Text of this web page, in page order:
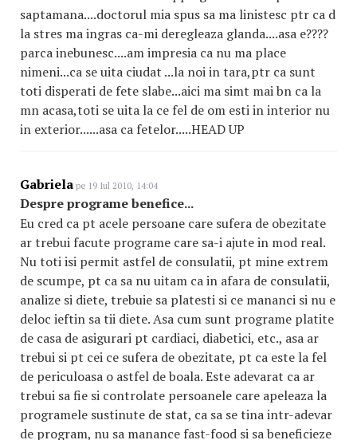
saptamana....doctorul mia spus sa ma linistesc ptr ca d
la stres ma ingras ca-mi deregleaza glanda....asa e????
parca inebunesc....am impresia ca nu ma place
nimeni...ca se uita ciudat ...la noi in tara,ptr ca sunt
toti disperati de fete slabe...aici ma simt mai bn ca la
mn acasa,toti se uita la ce fel de om esti in interior nu
in exterior......asa ca fetelor.....HEAD UP
Gabriela pe 19 Iul 2010, 14:04
Despre programe benefice...
Eu cred ca pt acele persoane care sufera de obezitate
ar trebui facute programe care sa-i ajute in mod real.
Nu toti isi permit astfel de consulatii, pt mine extrem
de scumpe, pt ca sa nu uitam ca in afara de consulatii,
analize si diete, trebuie sa platesti si ce mananci si nu e
deloc ieftin sa tii diete. Asa cum sunt programe platite
de casa de asigurari pt cardiaci, diabetici, etc., asa ar
trebui si pt cei ce sufera de obezitate, pt ca este la fel
de periculoasa o astfel de boala. Este adevarat ca ar
trebui sa fie si controlate persoanele care apeleaza la
programele sustinute de stat, ca sa se tina intr-adevar
de program, nu sa manance fast-food si sa beneficieze